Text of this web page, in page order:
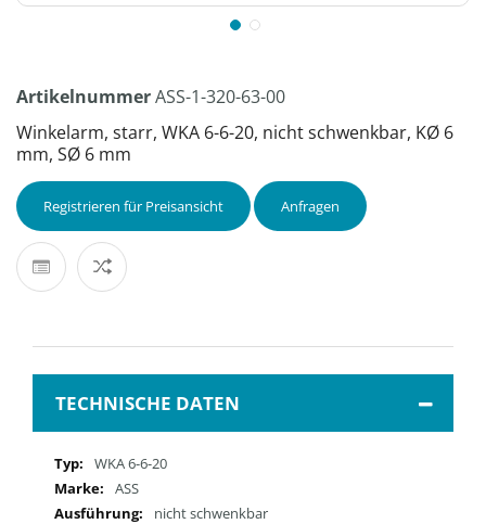
ArtikelnummerASS-1-320-63-00
Winkelarm, starr, WKA 6-6-20, nicht schwenkbar, KØ 6
mm, SØ 6 mm
Registrieren für Preisansicht Anfragen
TECHNISCHE DATEN
Mehr
Informationen
WKA 6-6-20
ASS
nicht schwenkbar